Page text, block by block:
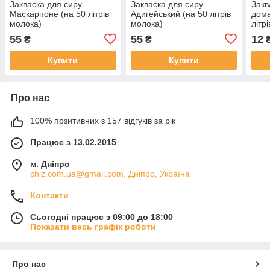
Закваска для сиру
Маскарпоне (на 50 літрів
молока)
55 ₴
Купити
Закваска для сиру
Адигейський (на 50 літрів
молока)
55₴
Купити
12
Про нас
100% позитивних з 157 відгуків за рік
Працює з 13.02.2015
м. Дніпро
chiz.com.ua@gmail.com, Дніпро, Україна
Контакти
Сьогодні працює з 09:00 до 18:00
Показати весь графік роботи
Про нас